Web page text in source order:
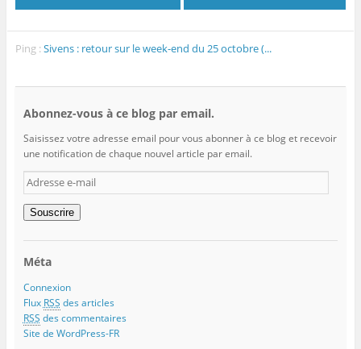
Ping :Sivens : retour sur le week-end du 25 octobre (...
Abonnez-vous à ce blog par email.
Saisissez votre adresse email pour vous abonner à ce blog et recevoir
une notification de chaque nouvel article par email.
Adresse
e-
mail
Souscrire
Méta
Connexion
Flux RSS des articles
RSS des commentaires
Site de WordPress-FR